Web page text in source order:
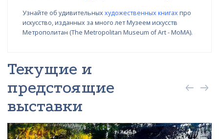
Узнайте об удивительных художественных книгах про
искусство, изданных за много лет Музеем искусств
Метрополитан (The Metropolitan Museum of Art - MoMA).
Текущие и
предстоящие
выставки